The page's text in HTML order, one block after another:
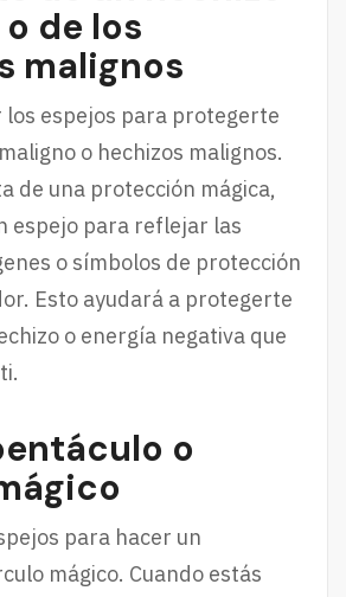
de los
malignos
los espejos para protegerte
o hechizos malignos.
de una protección mágica,
espejo para reflejar las
o símbolos de protección
Esto ayudará a protegerte
o energía negativa que
o
para hacer un
mágico. Cuando estás